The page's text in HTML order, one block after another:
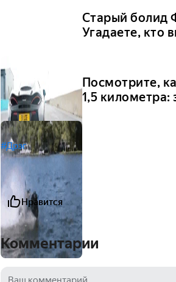
Старый болид
Угадаете, кто
Посмотрите,
1,5 километра:
#Дрэг
Нравится
Комментарии